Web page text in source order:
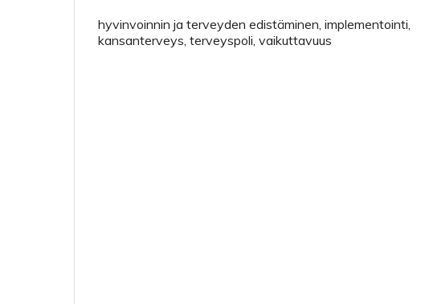
hyvinvoinnin ja terveyden edistäminen, implementointi,
kansanterveys, terveyspoli, vaikuttavuus